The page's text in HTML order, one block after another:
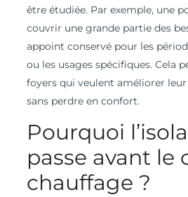
être étudiée. Par exemple, une
couvrir une grande partie des
appoint conservé pour les
ou les usages spécifiques. Cela
foyers qui veulent améliorer
sans perdre en confort.
Pourquoi
passe avant le
chauffage ?